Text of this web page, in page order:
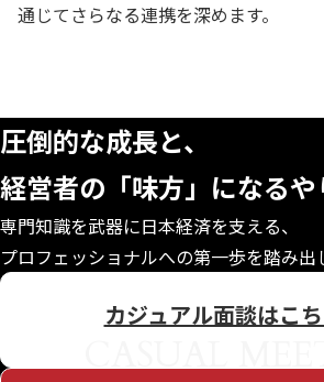
通じてさらなる連携を深めます。
圧倒的な成長と、
経営者の「味方」になるや
専門知識を武器に日本経済を支える、
プロフェッショナルへの第一歩を踏み出
カジュアル面談はこ
CASUAL